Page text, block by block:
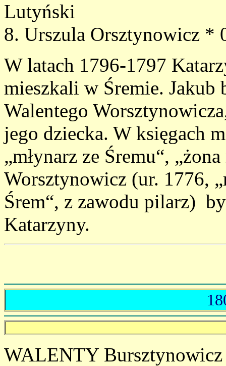
Lutyński
8. Urszula Orsztynowicz *
W latach 1796-1797
mieszkali w Śremie. Jakub
Walentego
jego dziecka. W księgach
„młynarz ze Śremu“,
Worsztynowicz (ur. 1776,
Śrem“, z zawodu pilarz)
Katarzyny.
WALENTY Bursztynowicz